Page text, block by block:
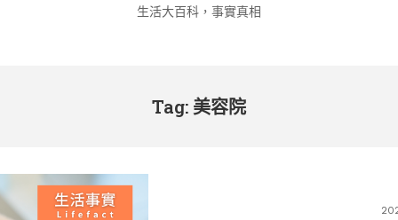
生活大百科，事實真相
Tag: 美容院